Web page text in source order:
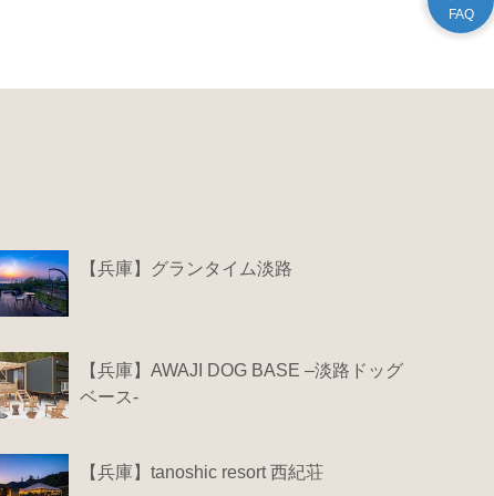
【兵庫】グランタイム淡路
【兵庫】AWAJI DOG BASE –淡路ドッグ
ベース-
【兵庫】tanoshic resort 西紀荘